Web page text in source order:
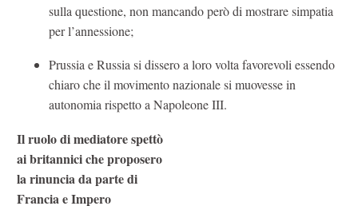
sulla questione, non mancando però di mostrare simpatia
per l’annessione;
Prussia e Russia si dissero a loro volta favorevoli essendo
chiaro che il movimento nazionale si muovesse in
autonomia rispetto a Napoleone III.
Il ruolo di mediatore spettò
ai britannici che proposero
la rinuncia da parte di
Francia e Impero